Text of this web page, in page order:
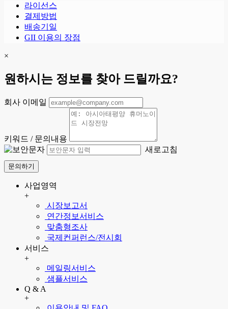
라이선스
결제방법
배송기일
GII 이용의 장점
×
원하시는 정보를 찾아 드릴까요?
회사 이메일
키워드 / 문의내용
새로고침
문의하기
사업영역
+
시장보고서
연간정보서비스
맞춤형조사
국제컨퍼런스/전시회
서비스
+
메일링서비스
샘플서비스
Q & A
+